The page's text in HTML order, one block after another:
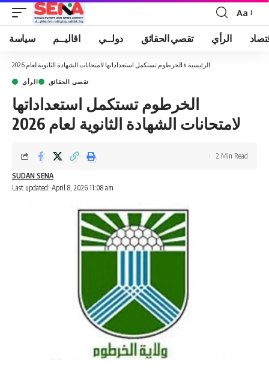
Font
Resizer
Aa
سياسة اقاليــم دولــي تقصي الحقائق الرأي
الرئيسية » الخرطوم تستكمل استعداداتها لامتحانات الشهادة الثانوية لعام 2026
الرأي تقصي الحقائق
الخرطوم تستكمل استعداداتها
لامتحانات الشهادة الثانوية لعام 2026
Last updated: April 8, 2026 11:08 am
SUDAN SENA
2 Min Read